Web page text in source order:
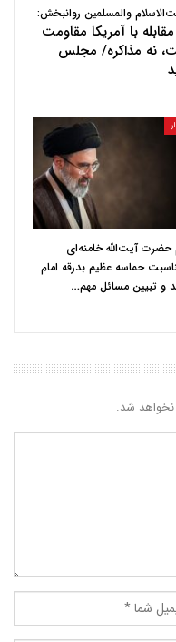
والمسلمین روانبخش:
مقابله با آمریکا مقاومت
نه مذاکره/ مجلس
حضرت آیت‌الله خامنه‌ای
حماسه عظیم بدرقه امام
و تبیین مسائل مهم…
شد.